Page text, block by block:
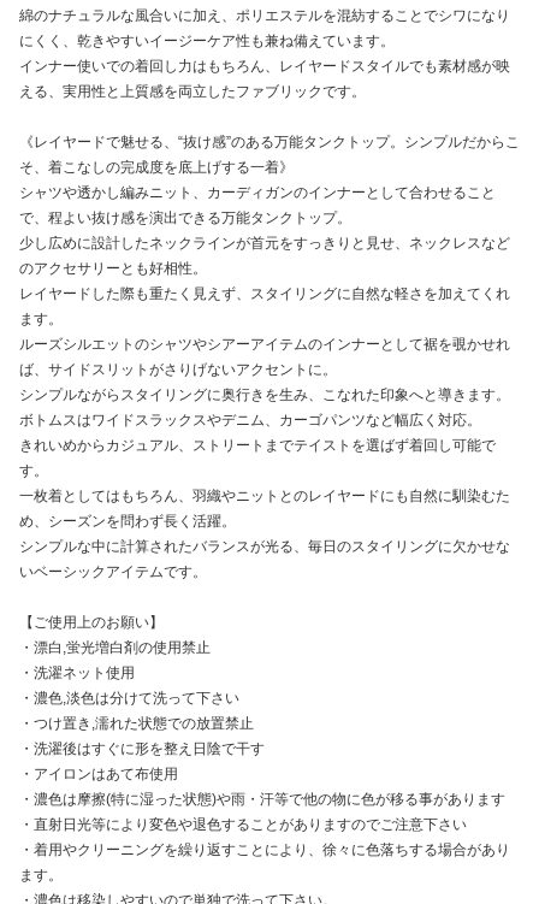
綿のナチュラルな風合いに加え、ポリエステルを混紡することでシワになり
にくく、乾きやすいイージーケア性も兼ね備えています。
インナー使いでの着回し力はもちろん、レイヤードスタイルでも素材感が映
える、実用性と上質感を両立したファブリックです。
《レイヤードで魅せる、“抜け感”のある万能タンクトップ。シンプルだからこ
そ、着こなしの完成度を底上げする一着》
シャツや透かし編みニット、カーディガンのインナーとして合わせること
で、程よい抜け感を演出できる万能タンクトップ。
少し広めに設計したネックラインが首元をすっきりと見せ、ネックレスなど
のアクセサリーとも好相性。
レイヤードした際も重たく見えず、スタイリングに自然な軽さを加えてくれ
ます。
ルーズシルエットのシャツやシアーアイテムのインナーとして裾を覗かせれ
ば、サイドスリットがさりげないアクセントに。
シンプルながらスタイリングに奥行きを生み、こなれた印象へと導きます。
ボトムスはワイドスラックスやデニム、カーゴパンツなど幅広く対応。
きれいめからカジュアル、ストリートまでテイストを選ばず着回し可能で
す。
一枚着としてはもちろん、羽織やニットとのレイヤードにも自然に馴染むた
め、シーズンを問わず長く活躍。
シンプルな中に計算されたバランスが光る、毎日のスタイリングに欠かせな
いベーシックアイテムです。
【ご使用上のお願い】
・漂白,蛍光増白剤の使用禁止
・洗濯ネット使用
・濃色,淡色は分けて洗って下さい
・つけ置き,濡れた状態での放置禁止
・洗濯後はすぐに形を整え日陰で干す
・アイロンはあて布使用
・濃色は摩擦(特に湿った状態)や雨・汗等で他の物に色が移る事があります
・直射日光等により変色や退色することがありますのでご注意下さい
・着用やクリーニングを繰り返すことにより、徐々に色落ちする場合があり
ます。
・濃色は移染しやすいので単独で洗って下さい。